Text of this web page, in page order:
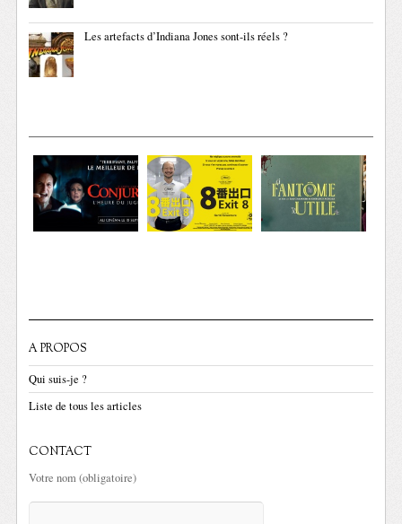
Les artefacts d’Indiana Jones sont-ils réels ?
A PROPOS
Qui suis-je ?
Liste de tous les articles
CONTACT
Votre nom (obligatoire)